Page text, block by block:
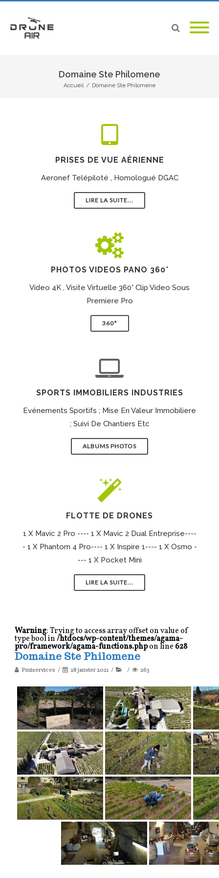
Domaine Ste Philomene
Accueil / Domaine Ste Philomene
PRISES DE VUE AÉRIENNE
Aeronef Telépiloté , Homologué DGAC
LIRE LA SUITE...
PHOTOS VIDEOS PANO 360°
Video 4K , Visite Virtuelle 360° Clip Video Sous
Premiere Pro
360°
SPORTS IMMOBILIERS INDUSTRIES
Evénements Sportifs ; Mise En Valeur Immobiliere
; Suivi De Chantiers Etc
ALBUMS PHOTOS
FLOTTE DE DRONES
1 X Mavic 2 Pro ---- 1 X Mavic 2 Dual Entreprise----
- 1 X Phantom 4 Pro---- 1 X Inspire 1---- 1 X Osmo -
--- 1 X Pocket Mini
LIRE LA SUITE...
Warning: Trying to access array offset on value of
type bool in/htdocs/wp-content/themes/agama-
pro/framework/agama-functions.phpon line 628
Domaine Ste Philomene
Pmiservices 28 janvier 2021 263